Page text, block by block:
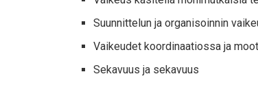
Suunnittelun ja organisoinnin
Vaikeudet koordinaatiossa ja
Sekavuus ja sekavuus